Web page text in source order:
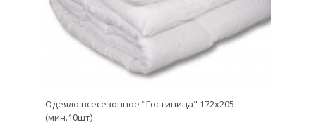
Одеяло всесезонное "Гостиница" 172х205
(мин.10шт)